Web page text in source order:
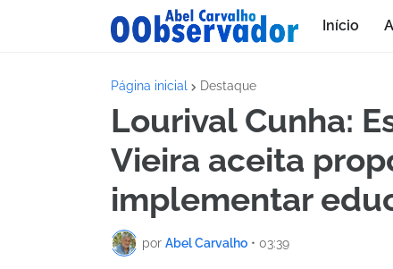
Início
Página inicial Destaque
Lourival Cunha:
Vieira aceita
implementar
por Abel Carvalho • 03:39